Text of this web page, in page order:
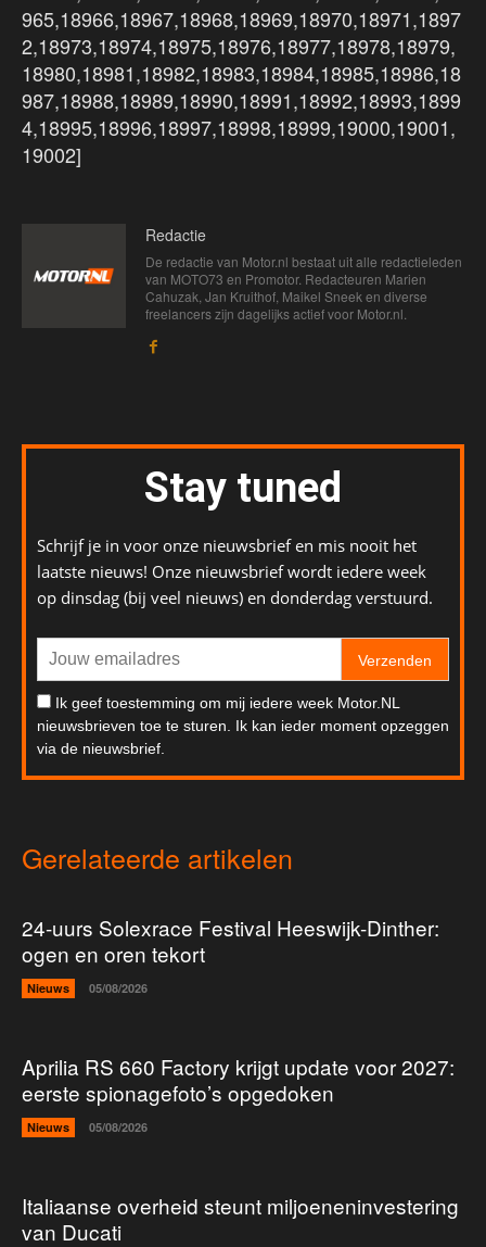
965,18966,18967,18968,18969,18970,18971,1897
2,18973,18974,18975,18976,18977,18978,18979,
18980,18981,18982,18983,18984,18985,18986,18
987,18988,18989,18990,18991,18992,18993,1899
4,18995,18996,18997,18998,18999,19000,19001,
19002]
Redactie
De redactie van Motor.nl bestaat uit alle redactieleden
van MOTO73 en Promotor. Redacteuren Marien
Cahuzak, Jan Kruithof, Maikel Sneek en diverse
freelancers zijn dagelijks actief voor Motor.nl.
Stay tuned
Schrijf je in voor onze nieuwsbrief en mis nooit het
laatste nieuws! Onze nieuwsbrief wordt iedere week
op dinsdag (bij veel nieuws) en donderdag verstuurd.
Verzenden
Ik geef toestemming om mij iedere week Motor.NL
nieuwsbrieven toe te sturen. Ik kan ieder moment opzeggen
via de nieuwsbrief.
Gerelateerde artikelen
24-uurs Solexrace Festival Heeswijk-Dinther:
ogen en oren tekort
Nieuws 05/08/2026
Aprilia RS 660 Factory krijgt update voor 2027:
eerste spionagefoto’s opgedoken
Nieuws 05/08/2026
Italiaanse overheid steunt miljoeneninvestering
van Ducati